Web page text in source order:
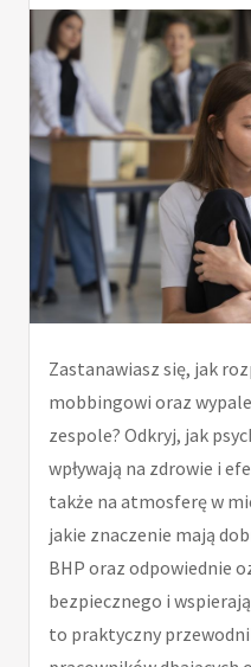
Zastanawiasz się, jak
mobbingowi oraz
zespole? Odkryj, jak
wpływają na zdrowie i
także na atmosferę w
jakie znaczenie mają
BHP oraz odpowiednie
bezpiecznego i
to praktyczny